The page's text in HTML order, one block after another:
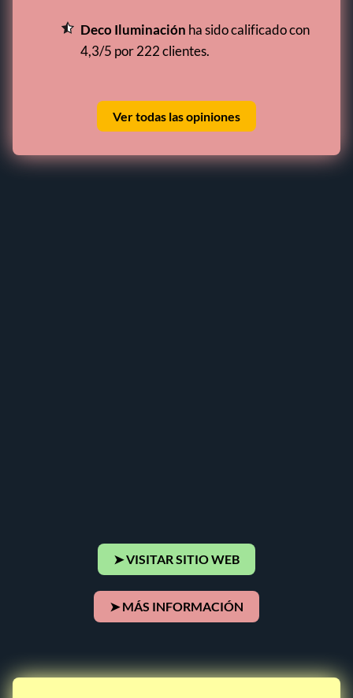
Deco Iluminación ha sido calificado con
4,3/5 por 222 clientes.
Ver todas las opiniones
➤ VISITAR SITIO WEB
➤ MÁS INFORMACIÓN